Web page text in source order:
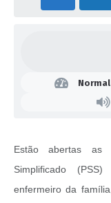
Estão abertas as
Simplificado
enfermeiro da